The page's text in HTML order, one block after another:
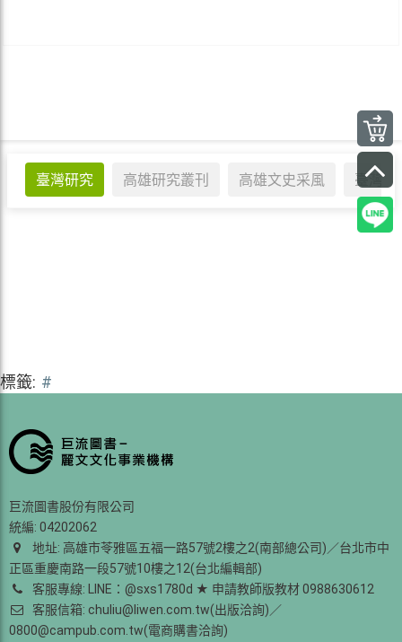
臺灣研究 高雄研究叢刊 高雄文史采風 臺灣
標籤: #
巨流圖書股份有限公司
統編: 04202062
地址: 高雄市苓雅區五福一路57號2樓之2(南部總公司)／台北市中
正區重慶南路一段57號10樓之12(台北編輯部)
客服專線: LINE：@sxs1780d ★ 申請教師版教材 0988630612
客服信箱: chuliu@liwen.com.tw(出版洽詢)／
0800@campub.com.tw(電商購書洽詢)